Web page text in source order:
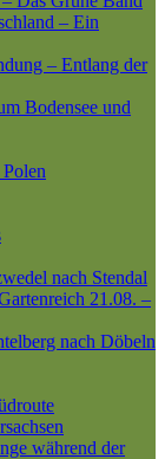
– Ein
– Entlang der
Bodensee und
nach Stendal
21.08. –
nach Döbeln
während der